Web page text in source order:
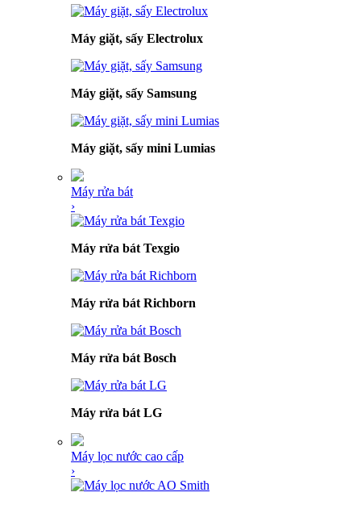
Máy giặt, sấy Electrolux
Máy giặt, sấy Samsung
Máy giặt, sấy mini Lumias
Máy rửa bát
›
Máy rửa bát Texgio
Máy rửa bát Richborn
Máy rửa bát Bosch
Máy rửa bát LG
Máy lọc nước cao cấp
›